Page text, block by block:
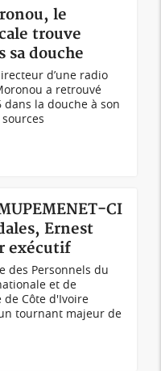
le
trouve
sa douche
d’une radio
a retrouvé
la douche à son
CI
Ernest
exécutif
des Personnels du
et de
Côte d'Ivoire
un tournant majeur de